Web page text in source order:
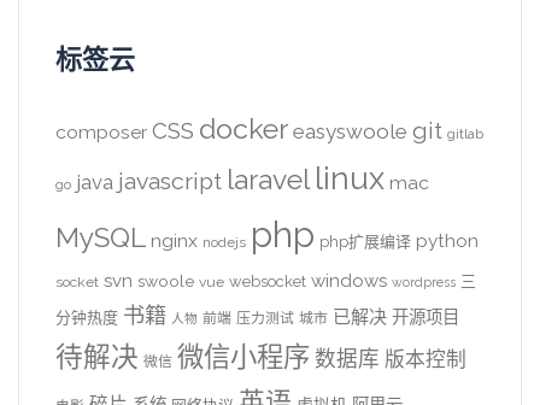
标签云
composer CSS docker easyswoole git gitlab
go java javascript laravel linux mac
MySQL nginx nodejs php php扩展编译 python
socket svn swoole vue websocket windows wordpress 三
分钟热度 书籍 人物 前端 压力测试 城市 已解决 开源项目
待解决 微信 微信小程序 数据库 版本控制